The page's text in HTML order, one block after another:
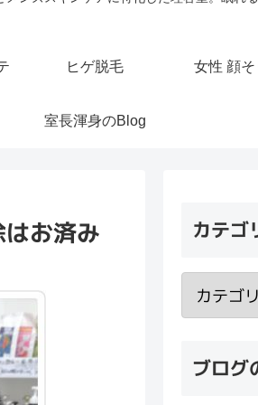
ヒゲ脱毛 女性 顔
室長渾身のBlog
お済み
カテゴ
ブログ